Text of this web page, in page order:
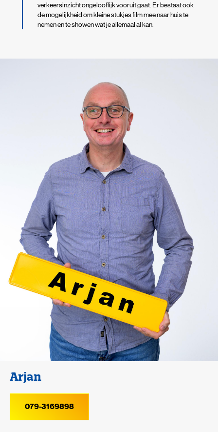
verkeersinzicht ongelooflijk vooruit gaat. Er bestaat ook
de mogelijkheid om kleine stukjes film mee naar huis te
nemen en te showen wat je allemaal al kan.
Arjan
079-3169898